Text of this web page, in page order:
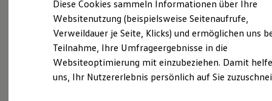
Restschuldversicherungen
Garantien
Wartungsverträge
Geschäftskunden
Professional Class bei Volkswagen
Großkunden
Behörden
Diese Cookies sammeln Informationen über Ihre
Websitenutzung (beispielsweise Seitenaufrufe,
Verweildauer je Seite, Klicks) und ermöglichen uns
Teilnahme, Ihre Umfrageergebnisse in die
Websiteoptimierung mit einzubeziehen. Damit
uns, Ihr Nutzererlebnis persönlich auf Sie